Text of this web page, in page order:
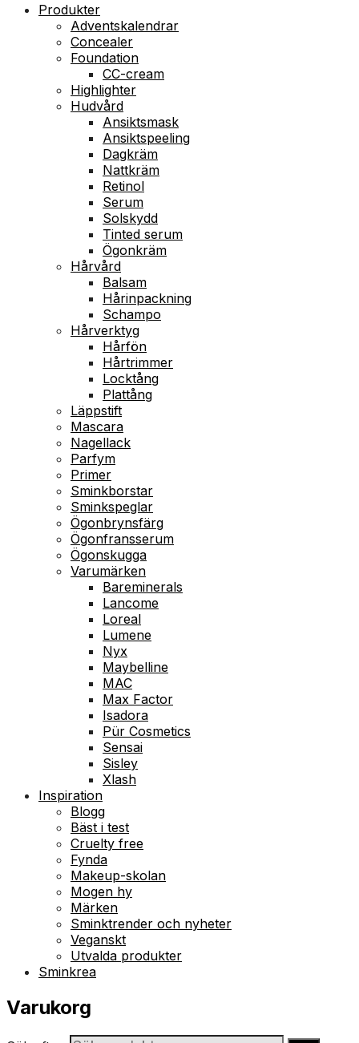
Produkter
Adventskalendrar
Concealer
Foundation
CC-cream
Highlighter
Hudvård
Ansiktsmask
Ansiktspeeling
Dagkräm
Nattkräm
Retinol
Serum
Solskydd
Tinted serum
Ögonkräm
Hårvård
Balsam
Hårinpackning
Schampo
Hårverktyg
Hårfön
Hårtrimmer
Locktång
Plattång
Läppstift
Mascara
Nagellack
Parfym
Primer
Sminkborstar
Sminkspeglar
Ögonbrynsfärg
Ögonfransserum
Ögonskugga
Varumärken
Bareminerals
Lancome
Loreal
Lumene
Nyx
Maybelline
MAC
Max Factor
Isadora
Pür Cosmetics
Sensai
Sisley
Xlash
Inspiration
Blogg
Bäst i test
Cruelty free
Fynda
Makeup-skolan
Mogen hy
Märken
Sminktrender och nyheter
Veganskt
Utvalda produkter
Sminkrea
Varukorg